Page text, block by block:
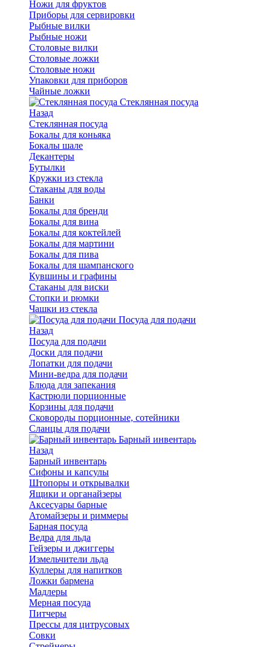
Ножи для фруктов
Приборы для сервировки
Рыбные вилки
Рыбные ножи
Столовые вилки
Столовые ложки
Столовые ножи
Упаковки для приборов
Чайные ложки
Стеклянная посуда
Назад
Стеклянная посуда
Бокалы для коньяка
Бокалы шале
Декантеры
Бутылки
Кружки из стекла
Стаканы для воды
Банки
Бокалы для бренди
Бокалы для вина
Бокалы для коктейлей
Бокалы для мартини
Бокалы для пива
Бокалы для шампанского
Кувшины и графины
Стаканы для виски
Стопки и рюмки
Чашки из стекла
Посуда для подачи
Назад
Посуда для подачи
Доски для подачи
Лопатки для подачи
Мини-ведра для подачи
Блюда для запекания
Кастрюли порционные
Корзины для подачи
Сковороды порционные, сотейники
Сланцы для подачи
Барный инвентарь
Назад
Барный инвентарь
Сифоны и капсулы
Штопоры и открывалки
Ящики и органайзеры
Аксесуары барные
Атомайзеры и риммеры
Барная посуда
Ведра для льда
Гейзеры и джиггеры
Измельчители льда
Куллеры для напитков
Ложки бармена
Мадлеры
Мерная посуда
Питчеры
Прессы для цитрусовых
Совки